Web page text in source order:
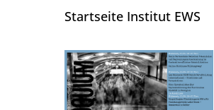
Startseite Institut EWS